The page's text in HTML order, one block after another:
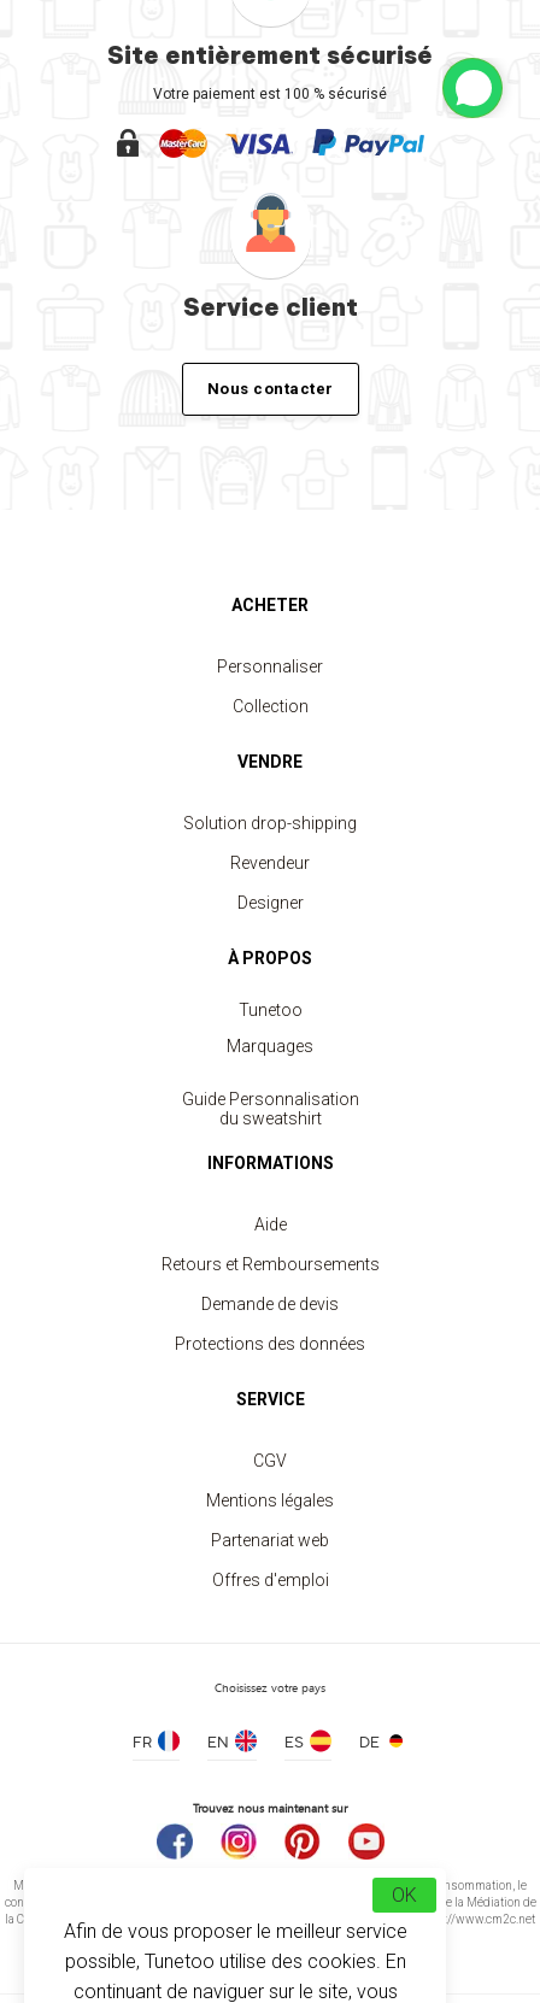
Site entièrement sécurisé
Votre paiement est 100 % sécurisé
Service client
Nous contacter
ACHETER
Personnaliser
Collection
VENDRE
Solution drop-shipping
Revendeur
Designer
À PROPOS
Tunetoo
Marquages
Guide Personnalisation
du sweatshirt
INFORMATIONS
Aide
Retours et Remboursements
Demande de devis
Protections des données
SERVICE
CGV
Mentions légales
Partenariat web
Offres d'emploi
Choisissez votre pays
FR EN ES DE
Trouvez nous maintenant sur
Médiation de la consommation Conformément à l’article L.616-1 du Code de la consommation, le
consommateur peut recourir gratuitement au médiateur suivant : CM2C – Centre de la Médiation de
la Consommation de Conciliateurs de Justice 14 rue Saint Jean 75017 Paris https://www.cm2c.net
cm2c@cm2c.net
Afin de vous proposer le meilleur service
possible, Tunetoo utilise des cookies. En
continuant de naviguer sur le site, vous
OK